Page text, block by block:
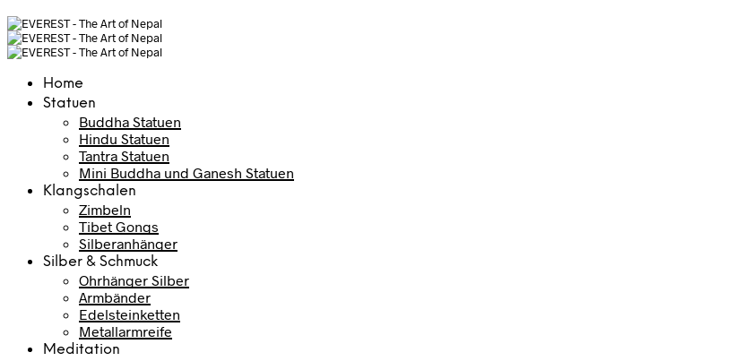
Home
Statuen
Buddha Statuen
Hindu Statuen
Tantra Statuen
Mini Buddha und Ganesh Statuen
Klangschalen
Zimbeln
Tibet Gongs
Silberanhänger
Silber & Schmuck
Ohrhänger Silber
Armbänder
Edelsteinketten
Metallarmreife
Meditation